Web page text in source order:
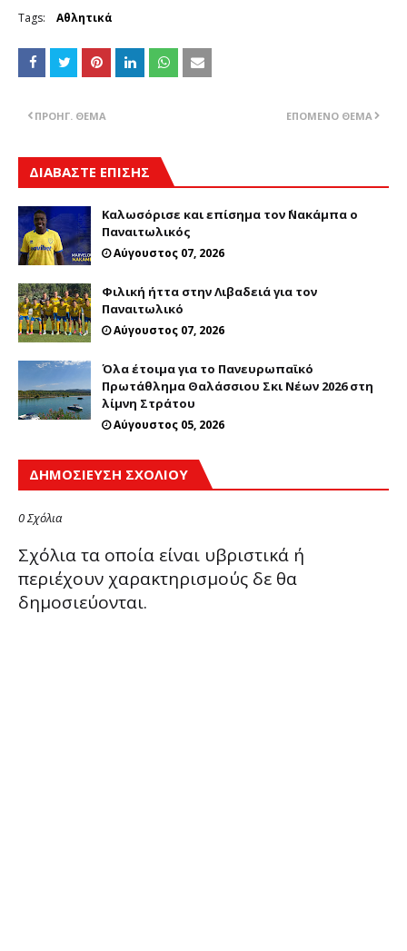
Tags: Αθλητικά
ΕΠΌΜΕΝΟ ΘΈΜΑ
ΠΡΟΗΓ. ΘΈΜΑ
ΔΙΑΒΑΣΤΕ ΕΠΙΣΗΣ
Καλωσόρισε και επίσημα τον ΄Νακάμπα ο
Παναιτωλικός
Αύγουστος 07, 2026
Φιλική ήττα στην Λιβαδειά για τον
Παναιτωλικό
Αύγουστος 07, 2026
Όλα έτοιμα για το Πανευρωπαϊκό
Πρωτάθλημα Θαλάσσιου Σκι Νέων 2026 στη
λίμνη Στράτου
Αύγουστος 05, 2026
ΔΗΜΟΣΊΕΥΣΗ ΣΧΟΛΊΟΥ
0 Σχόλια
Σχόλια τα οποία είναι υβριστικά ή
περιέχουν χαρακτηρισμούς δε θα
δημοσιεύονται.